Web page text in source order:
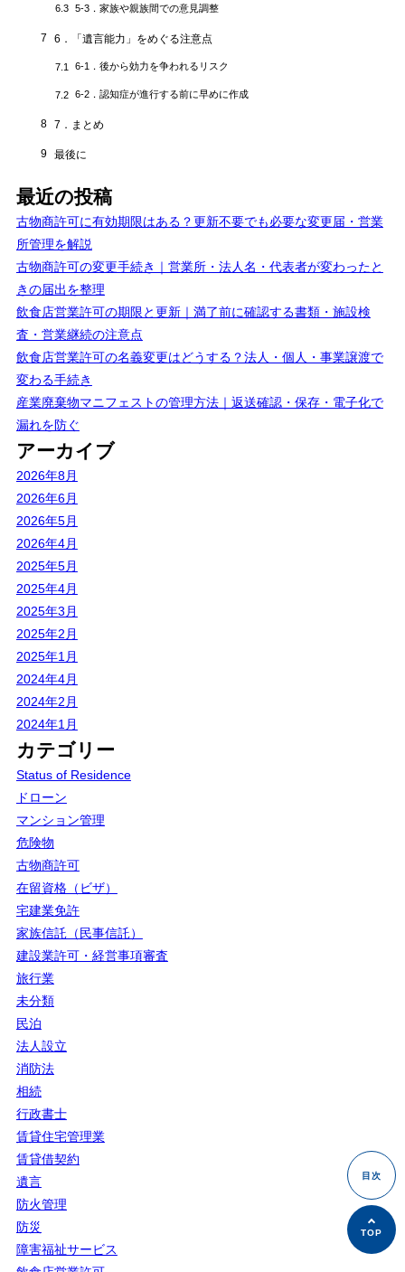
6.3 5-3．家族や親族間での意見調整
7 6．「遺言能力」をめぐる注意点
7.1 6-1．後から効力を争われるリスク
7.2 6-2．認知症が進行する前に早めに作成
8 7．まとめ
9 最後に
最近の投稿
古物商許可に有効期限はある？更新不要でも必要な変更届・営業
所管理を解説
古物商許可の変更手続き｜営業所・法人名・代表者が変わったと
きの届出を整理
飲食店営業許可の期限と更新｜満了前に確認する書類・施設検
査・営業継続の注意点
飲食店営業許可の名義変更はどうする？法人・個人・事業譲渡で
変わる手続き
産業廃棄物マニフェストの管理方法｜返送確認・保存・電子化で
漏れを防ぐ
アーカイブ
2026年8月
2026年6月
2026年5月
2026年4月
2025年5月
2025年4月
2025年3月
2025年2月
2025年1月
2024年4月
2024年2月
2024年1月
カテゴリー
Status of Residence
ドローン
マンション管理
危険物
古物商許可
在留資格（ビザ）
宅建業免許
家族信託（民事信託）
建設業許可・経営事項審査
旅行業
未分類
民泊
法人設立
消防法
相続
行政書士
賃貸住宅管理業
賃貸借契約
遺言
防火管理
防災
障害福祉サービス